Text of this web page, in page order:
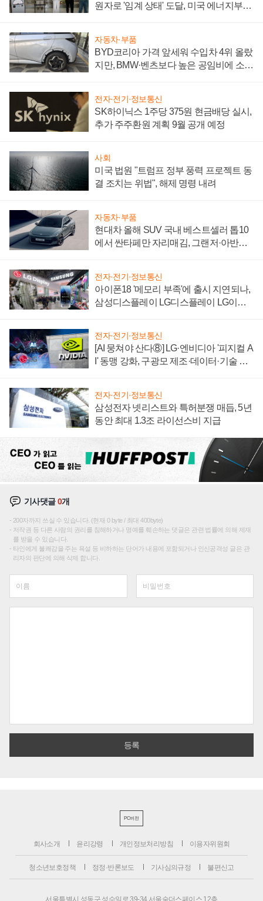
원자로 '임계 상태' 도달, 미국 에너지부
자동차·부품
BYD코리아 가격 앞세워 수입차 4위 올랐
지만, BMW·벤츠보다 높은 공임비에 소비
전자·전기·정보통신
SK하이닉스 1주당 375원 현금배당 실시,
추가 주주환원 계획 9월 공개 예정
사회
미국 법원 "트럼프 정부 풍력 프로젝트 동
결 조치는 위법", 해제 명령 내려
자동차·부품
현대차 올해 SUV 국내 베스트셀러 톱10
에서 싼타페만 자리매김, 그랜저·아반떼
전자·전기·정보통신
아이폰18 '메모리 부족'에 출시 지연되나,
삼성디스플레이 LG디스플레이 LG이노
전자·전기·정보통신
[AI 뭉쳐야 산다⑧] LG·엔비디아 '피지컬 A
I' 동맹 강화, 구광모 제조·데이터·기술 결
전자·전기·정보통신
삼성전자 넷리스트와 특허분쟁 매듭, 5년
동안 최대 1.3조 라이선스비 지급
기사댓글0개
200자까지 쓰실 수 있습니다. (현재 0 byte / 최대 400byte)
저작권 등 다른 사람의 권리를 침해하거나 명예를 훼손하는 댓글은 관련 법률에 의해 제재
를 받을 수 있습니다.
타인에게 불쾌감을 주는 욕설 등 비하하는 단어가 내용에 포함되거나 인신공격성 글은 관
리자의 판단에 의해 삭제 합니다.
PC버전
회사소개 윤리강령 개인정보처리방침 이용자위원회
청소년보호정책 정정·반론보도 기사심의규정 불편신고
서울특별시 성동구 성수일로 39-34 서울숲더스페이스 12층